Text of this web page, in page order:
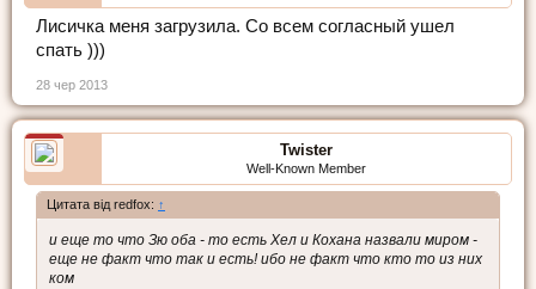
Лисичка меня загрузила. Со всем согласный ушел
спать )))
28 чер 2013
Twister
Well-Known Member
Цитата від redfox: ↑
и еще то что Зю оба - то есть Хел и Кохана назвали миром -
еще не факт что так и есть! ибо не факт что кто то из них
ком